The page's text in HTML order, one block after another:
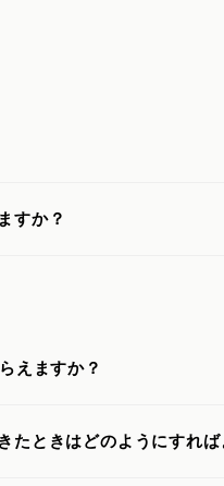
すか？
えますか？
たときはどのようにすれば